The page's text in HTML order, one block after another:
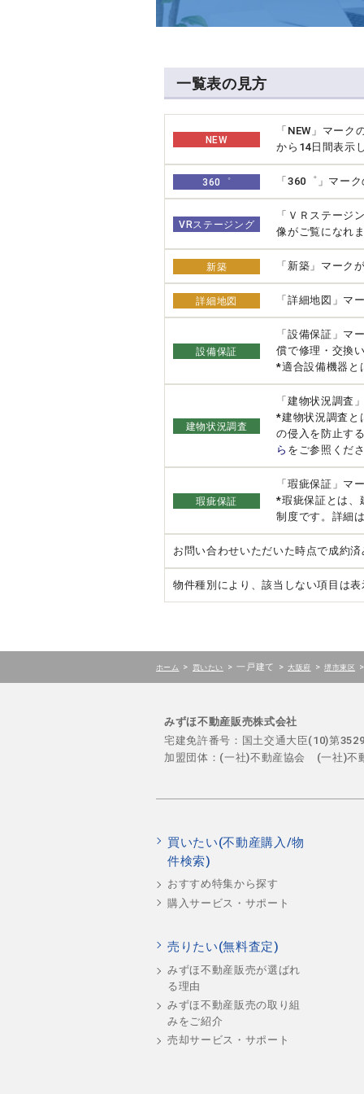
一覧表の見方
NEW
「NEW」マー
から14日間表示
360゜ 「360゜」マー
VRステージング
「ＶＲステージ
像がご覧になれ
新築 「新築」マーク
詳細地図 「詳細地図」マ
設備保証
「設備保証」マ
償で修理・交換
*適合設備機器と
建物状況調査
「建物状況調査
*建物状況調査と
の侵入を防止す
ら をご参照くだ
瑕疵保証
「瑕疵保証」マ
*瑕疵保証とは、
制度です。詳細
お問い合わせいただいた時点で成約
物件種別により、該当しない項目は
ホーム > 買いたい > 一戸建て > 大阪府 > 堺市東区 >
みずほ不動産販売株式会社
宅建免許番号：国土交通大臣(10)第
加盟団体：(一社)不動産協会 (一社)
買いたい(不動産購入/物
件検索)
おすすめ特集から探す
購入サービス・サポート
売りたい(無料査定)
みずほ不動産販売が選ばれ
る理由
みずほ不動産販売の取り組
みをご紹介
売却サービス・サポート